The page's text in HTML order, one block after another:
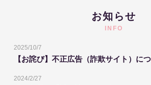
お知らせ
INFO
2025/10/7
【お詫び】不正広告（詐欺サイト）に
2024/2/27